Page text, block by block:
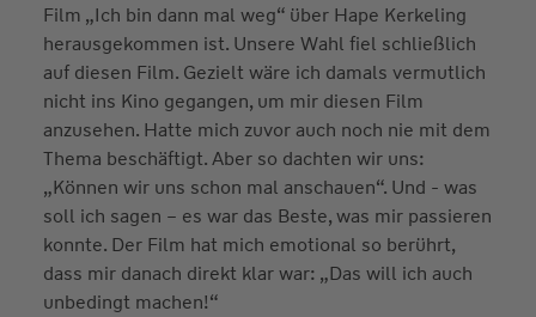
Film „Ich bin dann mal weg“ über Hape Kerkeling
herausgekommen ist. Unsere Wahl fiel schließlich
auf diesen Film. Gezielt wäre ich damals vermutlich
nicht ins Kino gegangen, um mir diesen Film
anzusehen. Hatte mich zuvor auch noch nie mit dem
Thema beschäftigt. Aber so dachten wir uns:
„Können wir uns schon mal anschauen“. Und - was
soll ich sagen – es war das Beste, was mir passieren
konnte. Der Film hat mich emotional so berührt,
dass mir danach direkt klar war: „Das will ich auch
unbedingt machen!“